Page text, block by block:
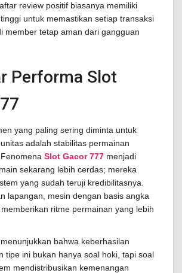
review positif biasanya memiliki
untuk memastikan setiap transaksi
member tetap aman dari gangguan
Performa Slot
yang paling sering diminta untuk
adalah stabilitas permainan
Slot Gacor 777 menjadi
sekarang lebih cerdas; mereka
yang sudah teruji kredibilitasnya.
lapangan, mesin dengan basis angka
ritme permainan yang lebih
bahwa keberhasilan
tipe ini bukan hanya soal hoki, tapi soal
mendistribusikan kemenangan